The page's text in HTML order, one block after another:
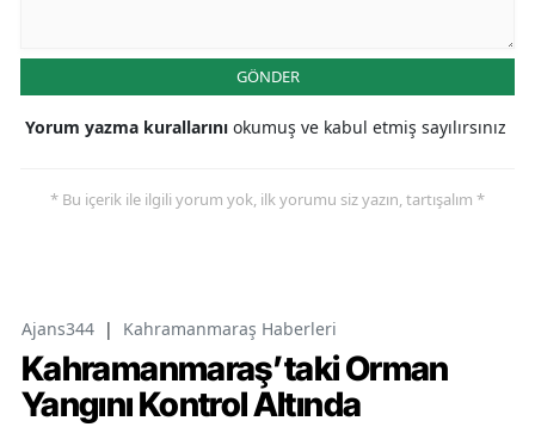
GÖNDER
Yorum yazma kurallarını okumuş ve kabul etmiş sayılırsınız
* Bu içerik ile ilgili yorum yok, ilk yorumu siz yazın, tartışalım *
Ajans344 | Kahramanmaraş Haberleri
Kahramanmaraş’taki Orman
Yangını Kontrol Altında